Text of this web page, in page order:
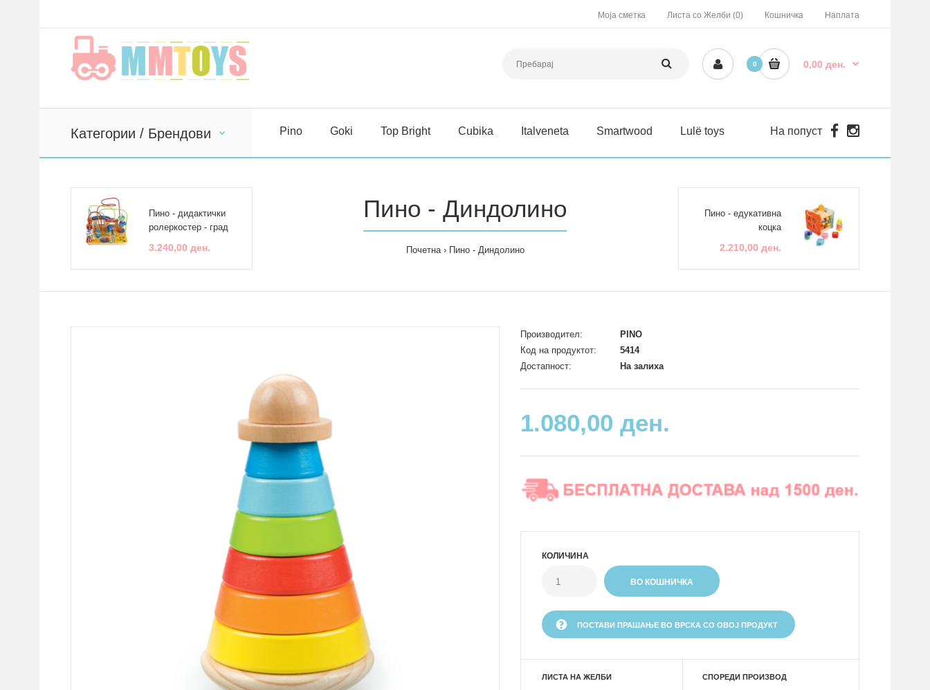
Моја сметка Листа со Желби (0) Кошничка Наплата
0 0,00 ден.
Категории / Брендови Pino Goki Top Bright Cubika Italveneta Smartwood Lulë toys На попуст
Пино - дидактички
ролеркостер - град
3.240,00 ден.
Пино - Диндолино
Почетна Пино - Диндолино
Пино - едукативна
коцка
2.210,00 ден.
Производител:
PINO
Код на продуктот:
5414
Достапност:
На залиха
1.080,00 ден.
КОЛИЧИНА
ПОСТАВИ ПРАШАЊЕ ВО ВРСКА СО ОВОЈ ПРОДУКТ
ЛИСТА НА ЖЕЛБИ СПОРЕДИ ПРОИЗВОД